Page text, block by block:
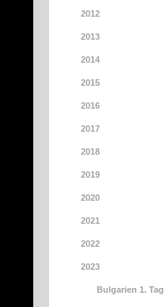
2012
2013
2014
2015
2016
2017
2018
2019
2020
2021
2022
2023
Bulgarien 1. Tag